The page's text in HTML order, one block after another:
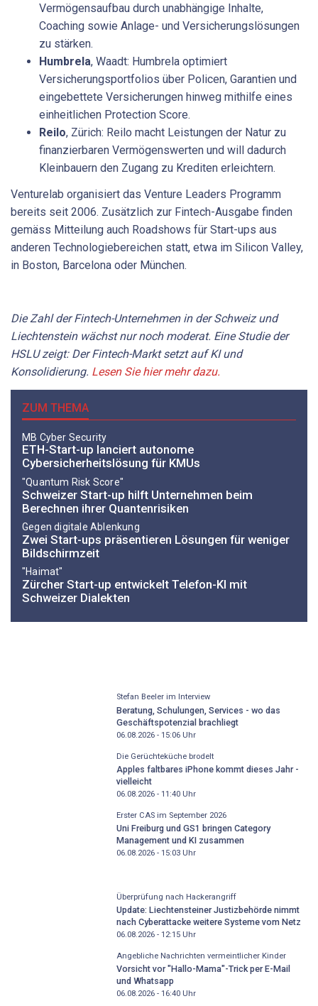
Vermögensaufbau durch unabhängige Inhalte,
Coaching sowie Anlage- und Versicherungslösungen
zu stärken.
Humbrela, Waadt: Humbrela optimiert
Versicherungsportfolios über Policen, Garantien und
eingebettete Versicherungen hinweg mithilfe eines
einheitlichen Protection Score.
Reilo, Zürich: Reilo macht Leistungen der Natur zu
finanzierbaren Vermögenswerten und will dadurch
Kleinbauern den Zugang zu Krediten erleichtern.
Venturelab organisiert das Venture Leaders Programm
bereits seit 2006. Zusätzlich zur Fintech-Ausgabe finden
gemäss Mitteilung auch Roadshows für Start-ups aus
anderen Technologiebereichen statt, etwa im Silicon Valley,
in Boston, Barcelona oder München.
Die Zahl der Fintech-Unternehmen in der Schweiz und
Liechtenstein wächst nur noch moderat. Eine Studie der
HSLU zeigt: Der Fintech-Markt setzt auf KI und
Konsolidierung. Lesen Sie hier mehr dazu.
ZUM THEMA
MB Cyber Security
ETH-Start-up lanciert autonome
Cybersicherheitslösung für KMUs
"Quantum Risk Score"
Schweizer Start-up hilft Unternehmen beim
Berechnen ihrer Quantenrisiken
Gegen digitale Ablenkung
Zwei Start-ups präsentieren Lösungen für weniger
Bildschirmzeit
"Haimat"
Zürcher Start-up entwickelt Telefon-KI mit
Schweizer Dialekten
Stefan Beeler im Interview
Beratung, Schulungen, Services - wo das
Geschäftspotenzial brachliegt
06.08.2026 - 15:06Uhr
Die Gerüchteküche brodelt
Apples faltbares iPhone kommt dieses Jahr -
vielleicht
06.08.2026 - 11:40Uhr
Erster CAS im September 2026
Uni Freiburg und GS1 bringen Category
Management und KI zusammen
06.08.2026 - 15:03Uhr
Überprüfung nach Hackerangriff
Update: Liechtensteiner Justizbehörde nimmt
nach Cyberattacke weitere Systeme vom Netz
06.08.2026 - 12:15Uhr
Angebliche Nachrichten vermeintlicher Kinder
Vorsicht vor "Hallo-Mama"-Trick per E-Mail
und Whatsapp
06.08.2026 - 16:40Uhr